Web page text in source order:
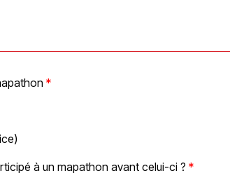
à un mapathon avant celui-ci ?